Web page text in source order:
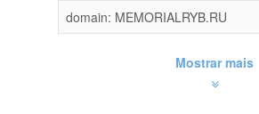
domain: MEMORIALRYB.RU
Mostrar mais